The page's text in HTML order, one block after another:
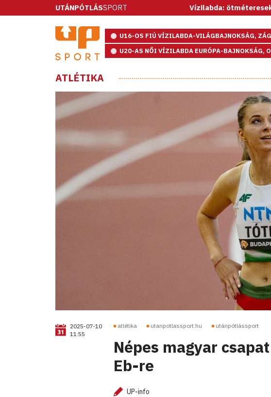
UTÁNPÓTLÁSSPORT Vízilabda: ötméteresekkel nyert a
U16-OS FIÚ VÍZILABDA-VILÁGBAJNOKSÁG,
U20-AS NŐI VÍZILABDA EURÓPA-BAJNOKSÁG,
ATLÉTIKA
2025-07-10
11:55
atlétika utanpotlassport.hu utánpótlássport
Népes magyar
Eb-re
UP-info